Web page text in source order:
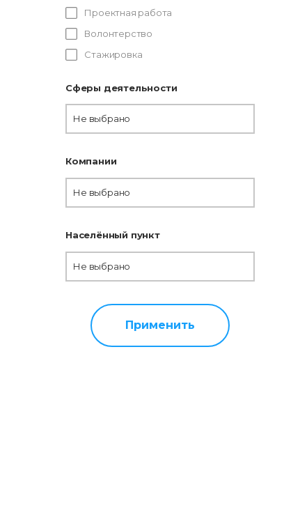
Проектная работа
Волонтерство
Стажировка
Сферы деятельности
Не выбрано
Компании
Не выбрано
Населённый пункт
Не выбрано
Применить